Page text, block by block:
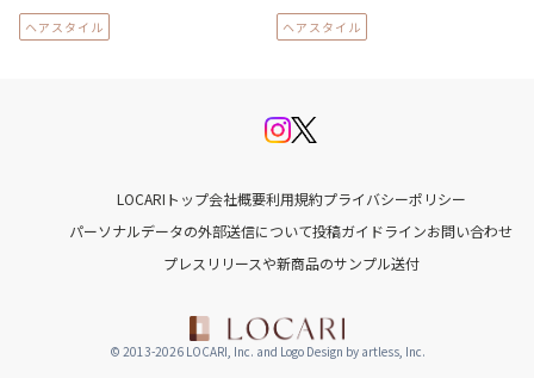
ヘアスタイル ヘアスタイル
LOCARIトップ会社概要利用規約プライバシーポリシー
パーソナルデータの外部送信について投稿ガイドラインお問い合わせ
プレスリリースや新商品のサンプル送付
© 2013-2026 LOCARI, Inc. and Logo Design by artless, Inc.